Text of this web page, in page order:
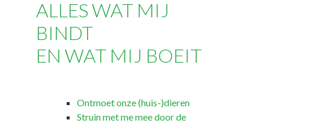
ALLES WAT MIJ
BINDT
EN WAT MIJ BOEIT
Ontmoet onze (huis-)dieren
Struin met me mee door de